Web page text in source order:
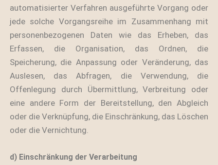
automatisierter Verfahren ausgeführte Vorgang oder
jede solche Vorgangsreihe im Zusammenhang mit
personenbezogenen Daten wie das Erheben, das
Erfassen, die Organisation, das Ordnen, die
Speicherung, die Anpassung oder Veränderung, das
Auslesen, das Abfragen, die Verwendung, die
Offenlegung durch Übermittlung, Verbreitung oder
eine andere Form der Bereitstellung, den Abgleich
oder die Verknüpfung, die Einschränkung, das Löschen
oder die Vernichtung.
d) Einschränkung der Verarbeitung